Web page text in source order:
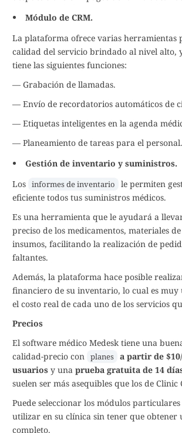
Módulo de CRM.
La plataforma ofrece varias herramientas
calidad del servicio brindado al nivel alto,
tiene las siguientes funciones:
— Grabación de llamadas.
— Envío de recordatorios automáticos de
— Etiquetas inteligentes en la agenda
— Planeamiento de tareas para el personal.
Gestión de inventario y suministros.
Los informes de inventario
le permiten
eficiente todos tus suministros médicos.
Es una herramienta que le ayudará a
preciso de los medicamentos, materiales
insumos, facilitando la realización de
faltantes.
Además, la plataforma hace posible
financiero de su inventario, lo cual es
el costo real de cada uno de los servicios
Precios
El software médico Medesk tiene una
calidad-precio con planes a partir de
usuarios y una prueba gratuita de 14
suelen ser más asequibles que los de
Puede seleccionar los módulos
utilizar en su clínica sin tener que obtener
completo.